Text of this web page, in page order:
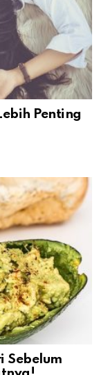
Penting
Sebelum